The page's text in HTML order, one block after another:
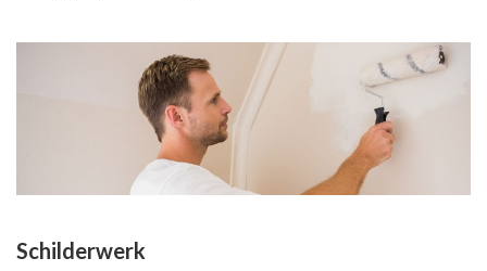
Schilderwerk